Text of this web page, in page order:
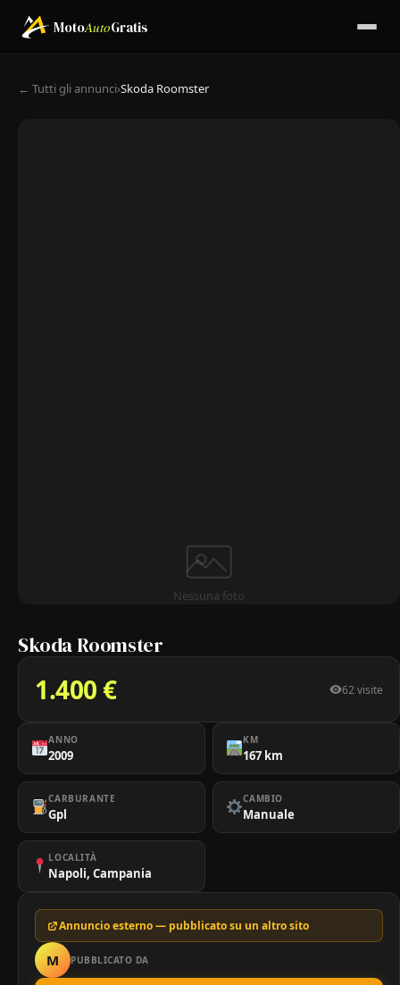
MotoAutoGratis
← Tutti gli annunci›Skoda Roomster
Nessuna foto
Skoda Roomster
1.400 € 62 visite
ANNO
2009
KM
167 km
CARBURANTE
Gpl
CAMBIO
Manuale
LOCALITÀ
Napoli, Campania
Annuncio esterno — pubblicato su un altro sito
M PUBBLICATO DA